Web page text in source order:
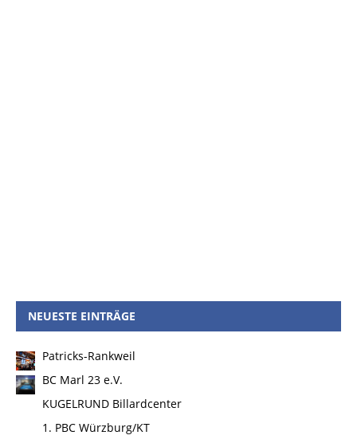
NEUESTE EINTRÄGE
Patricks-Rankweil
BC Marl 23 e.V.
KUGELRUND Billardcenter
1. PBC Würzburg/KT